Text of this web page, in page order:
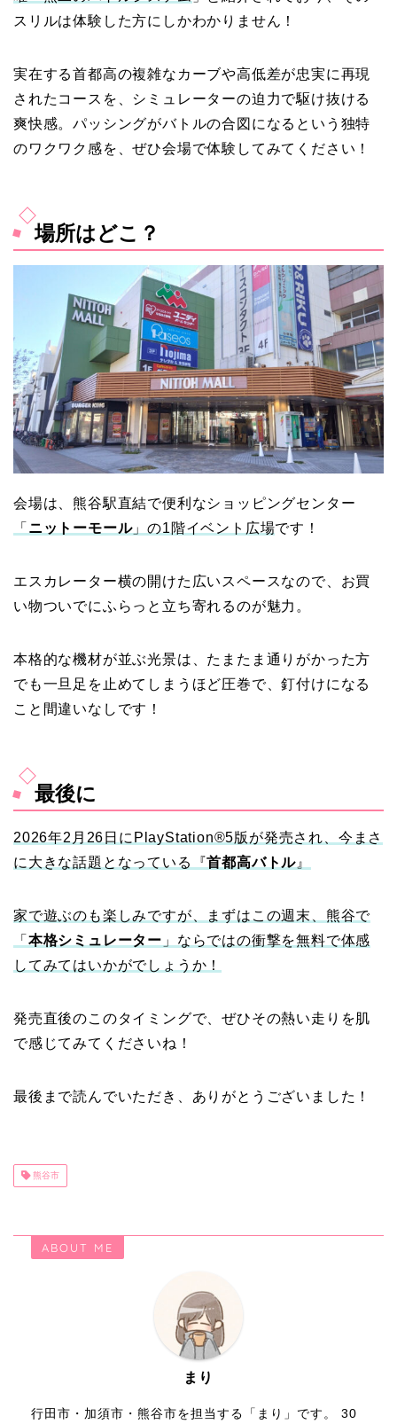
スリルは体験した方にしかわかりません！
実在する首都高の複雑なカーブや高低差が忠実に再現
されたコースを、シミュレーターの迫力で駆け抜ける
爽快感。パッシングがバトルの合図になるという独特
のワクワク感を、ぜひ会場で体験してみてください！
場所はどこ？
会場は、熊谷駅直結で便利なショッピングセンター
「 ニットーモール」の1階イベント広場です！
エスカレーター横の開けた広いスペースなので、お買
い物ついでにふらっと立ち寄れるのが魅力。
本格的な機材が並ぶ光景は、たまたま通りがかった方
でも一旦足を止めてしまうほど圧巻で、釘付けになる
こと間違いなしです！
最後に
2026年2月26日にPlayStation®5版が発売され、今まさ
に大きな話題となっている『首都高バトル』
家で遊ぶのも楽しみですが、まずはこの週末、熊谷で
「 本格シミュレーター 」ならではの衝撃を無料で体感
してみてはいかがでしょうか！
発売直後のこのタイミングで、ぜひその熱い走りを肌
で感じてみてくださいね！
最後まで読んでいただき、ありがとうございました！
熊谷市
ABOUT ME
まり
行田市・加須市・熊谷市を担当する「まり」です。 30